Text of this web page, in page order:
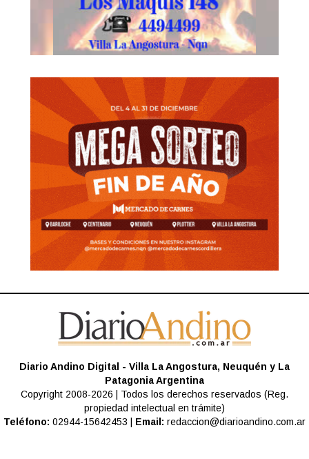
Diario Andino Digital - Villa La Angostura, Neuquén y La
Patagonia Argentina
Copyright 2008-2026 | Todos los derechos reservados (Reg.
propiedad intelectual en trámite)
Teléfono: 02944-15642453 | Email: redaccion@diarioandino.com.ar